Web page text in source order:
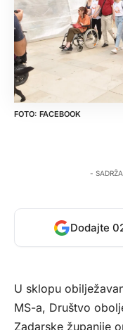
FACEBOOK
-
Dodajte
U sklopu
MS-a, Društvo
Zadarske županije